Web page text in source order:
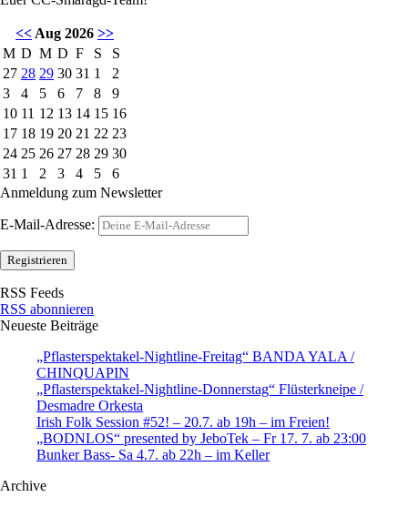
<< Aug 2026 >>
M D M D F S
S
27 28 29 30 31 1
2
3
4 5 6 7 8
9
10 11 12 13 14 15 16
17 18 19 20 21 22 23
24 25 26 27 28 29 30
31 1 2 3 4 5
6
Anmeldung zum Newsletter
E-Mail-Adresse:
RSS Feeds
RSS abonnieren
Neueste Beiträge
„Pflasterspektakel-Nightline-Freitag“ BANDA YALA /
CHINQUAPIN
„Pflasterspektakel-Nightline-Donnerstag“ Flüsterkneipe /
Desmadre Orkesta
Irish Folk Session #52! – 20.7. ab 19h – im Freien!
„BODNLOS“ presented by JeboTek – Fr 17. 7. ab 23:00
Bunker Bass- Sa 4.7. ab 22h – im Keller
Archive